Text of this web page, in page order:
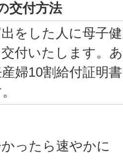
交付方法
をした人に母子
付いたします。
婦10割給付証明
ったら速やかに